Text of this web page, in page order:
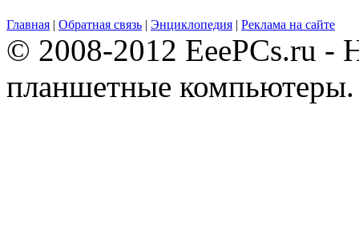
Главная | Обратная связь | Энциклопедия | Реклама на сайте
© 2008-2012 EeePCs.ru -
планшетные